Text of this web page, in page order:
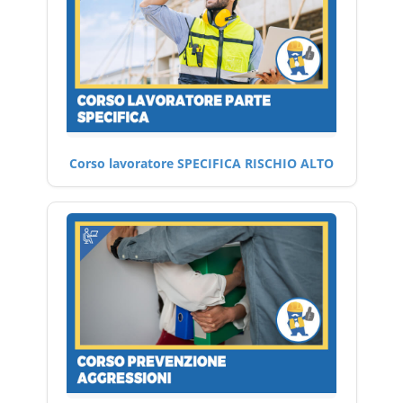
Corso lavoratore SPECIFICA RISCHIO ALTO